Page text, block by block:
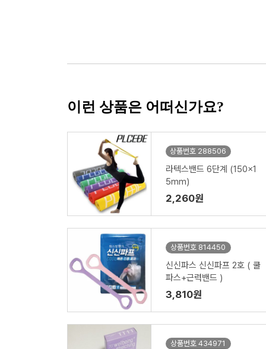
이런 상품은 어떠신가요?
상품번호 288506
라텍스밴드 6단계 (150x1
5mm)
2,260원
상품번호 814450
신신파스 신신파프 2호 ( 쿨
파스+근력밴드 )
3,810원
상품번호 434971